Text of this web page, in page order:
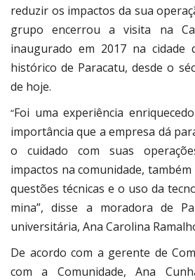
reduzir os impactos da sua
grupo encerrou a visita na
inaugurado em 2017 na cidade
histórico de Paracatu, desde o
de hoje.
“Foi uma experiência
importância que a empresa dá
o cuidado com suas
impactos na comunidade,
questões técnicas e o uso da
mina”, disse a moradora de
universitária, Ana Carolina
De acordo com a gerente de
com a Comunidade, Ana